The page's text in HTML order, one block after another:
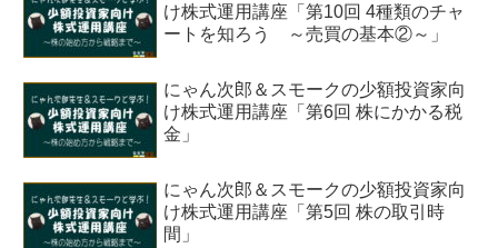
け株式運用講座「第10回 4種類のチャ
ートを知ろう ～売買の基本②～」
にゃん次郎＆スモークの少額投資家向
け株式運用講座「第6回 株にかかる税
金」
にゃん次郎＆スモークの少額投資家向
け株式運用講座「第5回 株の取引時
間」